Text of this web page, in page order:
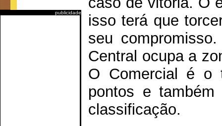
publicidade
isso terá que
seu
Central ocupa a
O Comercial é o
pontos e
classificação.